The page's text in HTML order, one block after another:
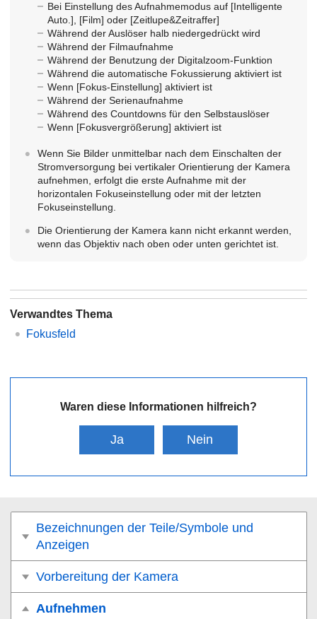
Bei Einstellung des Aufnahmemodus auf [Intelligente
Auto.]
[Film] oder [Zeitlupe&Zeitraffer]
Während der Auslöser halb niedergedrückt wird
Während der Filmaufnahme
Während der Benutzung der Digitalzoom-Funktion
Während die automatische Fokussierung aktiviert ist
Wenn [Fokus-Einstellung] aktiviert ist
Während der Serienaufnahme
Während des Countdowns für den Selbstauslöser
Wenn [Fokusvergrößerung] aktiviert ist
Wenn Sie Bilder unmittelbar nach dem Einschalten der
Stromversorgung bei vertikaler Orientierung der Kamera
aufnehmen, erfolgt die erste Aufnahme mit der
horizontalen Fokuseinstellung oder mit der letzten
Fokuseinstellung.
Die Orientierung der Kamera kann nicht erkannt werden,
wenn das Objektiv nach oben oder unten gerichtet ist.
Verwandtes Thema
Fokusfeld
Waren diese Informationen hilfreich?
Ja Nein
Bezeichnungen der Teile/Symbole und
Anzeigen
Vorbereitung der Kamera
Aufnehmen